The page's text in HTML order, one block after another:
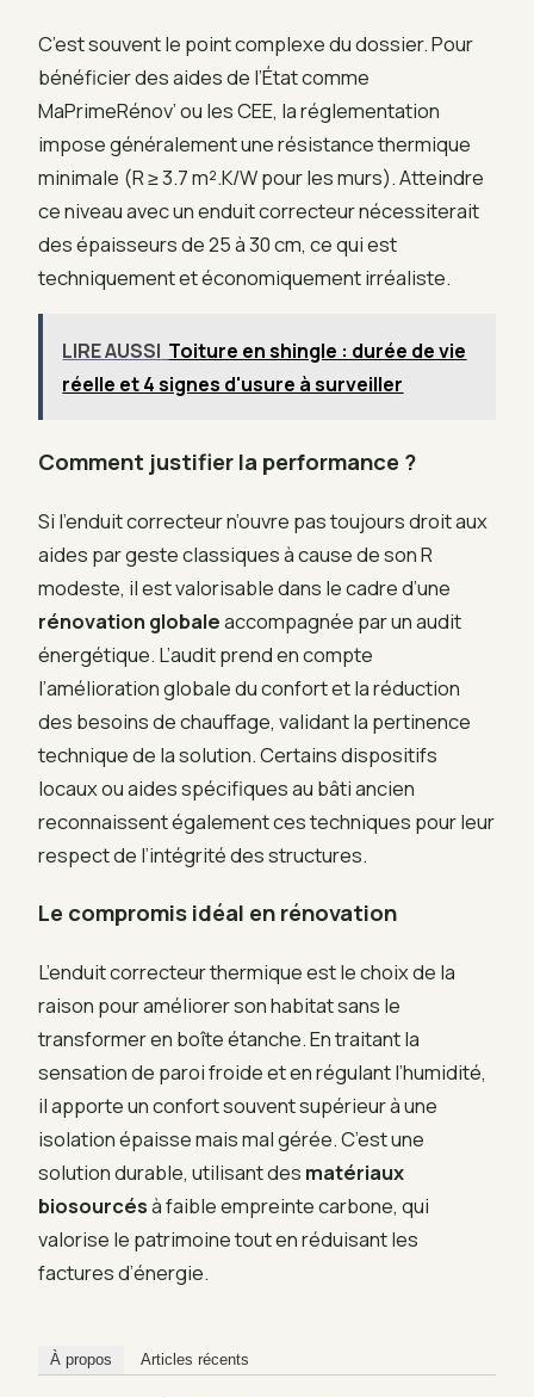
C’est souvent le point complexe du dossier. Pour
bénéficier des aides de l’État comme
MaPrimeRénov’ ou les CEE, la réglementation
impose généralement une résistance thermique
minimale (R ≥ 3.7 m².K/W pour les murs). Atteindre
ce niveau avec un enduit correcteur nécessiterait
des épaisseurs de 25 à 30 cm, ce qui est
techniquement et économiquement irréaliste.
LIRE AUSSI Toiture en shingle : durée de vie
réelle et 4 signes d'usure à surveiller
Comment justifier la performance ?
Si l’enduit correcteur n’ouvre pas toujours droit aux
aides par geste classiques à cause de son R
modeste, il est valorisable dans le cadre d’une
rénovation globaleaccompagnée par un audit
énergétique. L’audit prend en compte
l’amélioration globale du confort et la réduction
des besoins de chauffage, validant la pertinence
technique de la solution. Certains dispositifs
locaux ou aides spécifiques au bâti ancien
reconnaissent également ces techniques pour leur
respect de l’intégrité des structures.
Le compromis idéal en rénovation
L’enduit correcteur thermique est le choix de la
raison pour améliorer son habitat sans le
transformer en boîte étanche. En traitant la
sensation de paroi froide et en régulant l’humidité,
il apporte un confort souvent supérieur à une
isolation épaisse mais mal gérée. C’est une
solution durable, utilisant des matériaux
biosourcésà faible empreinte carbone, qui
valorise le patrimoine tout en réduisant les
factures d’énergie.
À propos Articles récents